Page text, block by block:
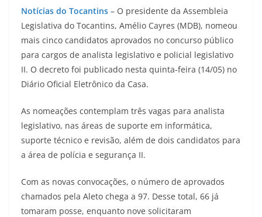
Notícias do Tocantins – O presidente da Assembleia
Legislativa do Tocantins, Amélio Cayres (MDB), nomeou
mais cinco candidatos aprovados no concurso público
para cargos de analista legislativo e policial legislativo
II. O decreto foi publicado nesta quinta-feira (14/05) no
Diário Oficial Eletrônico da Casa.
As nomeações contemplam três vagas para analista
legislativo, nas áreas de suporte em informática,
suporte técnico e revisão, além de dois candidatos para
a área de polícia e segurança II.
Com as novas convocações, o número de aprovados
chamados pela Aleto chega a 97. Desse total, 66 já
tomaram posse, enquanto nove solicitaram